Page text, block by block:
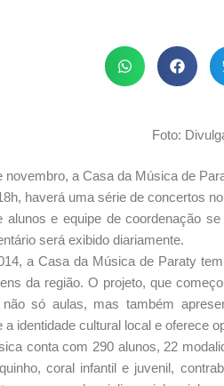
Foto:
novembro, a Casa da Música de
haverá uma série de concertos
alunos e equipe de coordenação
será exibido diariamente.
a Casa da Música de Paraty
da região. O projeto, que
só aulas, mas também
identidade cultural local e oferece
conta com 290 alunos, 22
coral infantil e juvenil,